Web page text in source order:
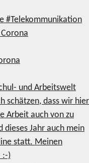
#Telekommunikation
und Arbeitswelt
schätzen, dass wir hier
Arbeit auch von zu
dieses Jahr auch mein
statt. Meinen
:-)